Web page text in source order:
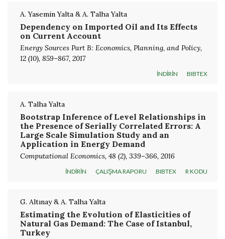
A. Yasemin Yalta & A. Talha Yalta
Dependency on Imported Oil and Its Effects
on Current Account
Energy Sources Part B: Economics, Planning, and Policy,
12 (10), 859–867, 2017
İNDİRİN BIBTEX
A. Talha Yalta
Bootstrap Inference of Level Relationships in
the Presence of Serially Correlated Errors: A
Large Scale Simulation Study and an
Application in Energy Demand
Computational Economics, 48 (2), 339–366, 2016
İNDİRİN ÇALIŞMA RAPORU BIBTEX R KODU
G. Altınay & A. Talha Yalta
Estimating the Evolution of Elasticities of
Natural Gas Demand: The Case of Istanbul,
Turkey